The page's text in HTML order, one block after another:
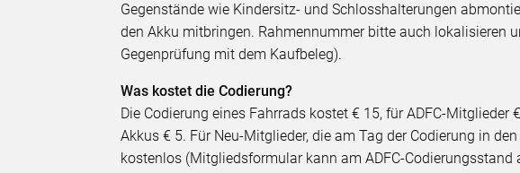
Gegenstände wie Kindersitz- und Schlosshalterungen
den Akku mitbringen. Rahmennummer bitte auch lokalisieren
Gegenprüfung mit dem Kaufbeleg).
Was kostet die Codierung?
Die Codierung eines Fahrrads kostet € 15, für ADFC-
Akkus € 5. Für Neu-Mitglieder, die am Tag der Codierung in
kostenlos (Mitgliedsformular kann am ADFC-Codierungsstand